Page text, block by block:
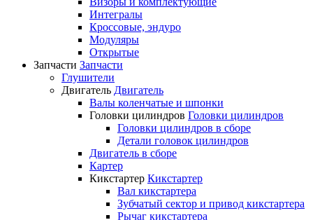
Интегралы
Кроссовые, эндуро
Модуляры
Открытые
Запчасти Запчасти
Глушители
Двигатель Двигатель
Валы коленчатые и шпонки
Головки цилиндров Головки цилиндров
Головки цилиндров в сборе
Детали головок цилиндров
Двигатель в сборе
Картер
Кикстартер Кикстартер
Вал кикстартера
Зубчатый сектор и привод кикстартера
Рычаг кикстартера